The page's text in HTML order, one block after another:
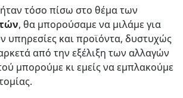
τόσο πίσω στο θέμα των
, θα μπορούσαμε να μιλάμε για
υπηρεσίες και προϊόντα, δυστυχώς
από την εξέλιξη των αλλαγών
μπορούμε κι εμείς να εμπλακούμε